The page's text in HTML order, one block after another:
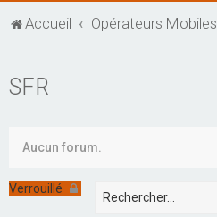
Accueil Opérateurs Mobiles
SFR
Aucun forum.
Verrouillé